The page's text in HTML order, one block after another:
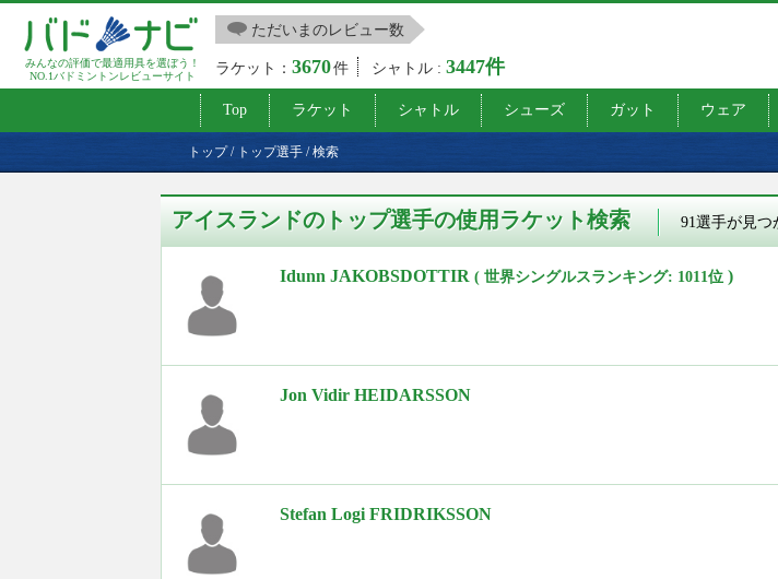
みんなの評価で最適用具を選ぼう！
NO.1バドミントンレビューサイト
ただいまのレビュー数
ラケット：3670件 シャトル :3447件
Top ラケット シャトル シューズ ガット ウェア
トップ/ トップ選手 /検索
アイスランドのトップ選手の使用ラケット検索 91選手が見つ
Idunn JAKOBSDOTTIR ( 世界シングルスランキング: 1011位 )
Jon Vidir HEIDARSSON
Stefan Logi FRIDRIKSSON